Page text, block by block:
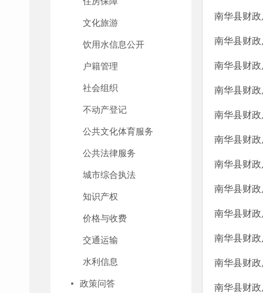
文化旅游
饮用水信息公开
户籍管理
社会组织
不动产登记
公共文化体育服务
公共法律服务
城市综合执法
知识产权
价格与收费
交通运输
水利信息
政策问答
南华县财
南华县财
南华县财
南华县财
南华县财
南华县财
南华县财
南华县财
南华县财
南华县财
南华县财
南华县财